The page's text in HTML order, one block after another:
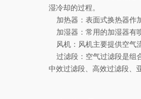
湿冷却的过程。
加热器：表面式换热器作
加湿器：常用的加湿器有
风机：风机主要提供空气
过滤段：空气过滤段是组
中效过滤段、高效过滤段、